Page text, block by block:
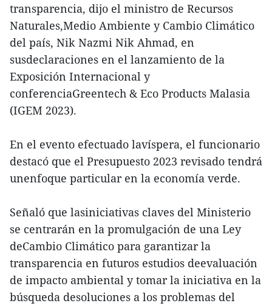
transparencia, dijo el ministro de Recursos
Naturales,Medio Ambiente y Cambio Climático
del país, Nik Nazmi Nik Ahmad, en
susdeclaraciones en el lanzamiento de la
Exposición Internacional y
conferenciaGreentech & Eco Products Malasia
(IGEM 2023).
En el evento efectuado lavíspera, el funcionario
destacó que el Presupuesto 2023 revisado tendrá
unenfoque particular en la economía verde.
Señaló que lasiniciativas claves del Ministerio
se centrarán en la promulgación de una Ley
deCambio Climático para garantizar la
transparencia en futuros estudios deevaluación
de impacto ambiental y tomar la iniciativa en la
búsqueda desoluciones a los problemas del